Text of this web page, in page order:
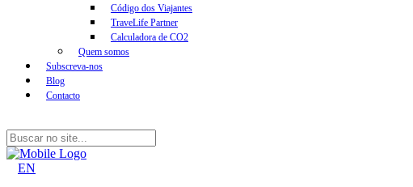
Código dos Viajantes
TraveLife Partner
Calculadora de CO2
Quem somos
Subscreva-nos
Blog
Contacto
EN